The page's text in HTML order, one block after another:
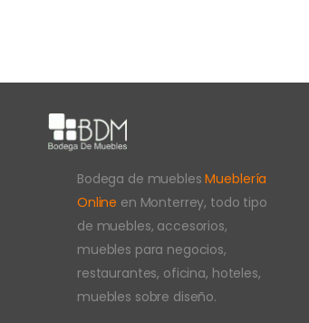
Bodega de mueblesMueblería
Online en Monterrey, todo tipo
de muebles, accesorios,
muebles para negocios,
restaurantes, oficina, hoteles,
muebles sobre diseño.